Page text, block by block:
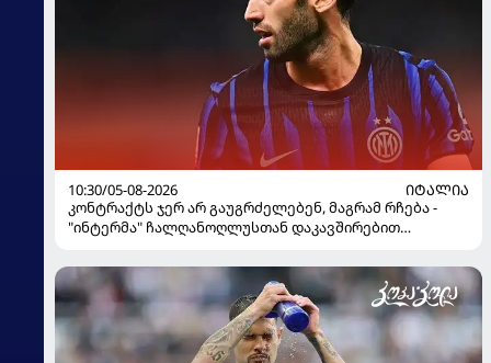
10:30/05-08-2026
ᲘᲢᲐᲚᲘᲐ
კონტრაქტს ჯერ არ გაუგრძელებენ, მაგრამ რჩება -
"ინტერმა" ჩალღანოღლუსთან დაკავშირებით